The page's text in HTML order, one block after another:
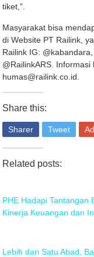
tiket,”.
Masyarakat bisa
di Website PT Railink,
Railink IG:
@RailinkARS.
humas@railink.co.id.
Share this:
Sharer Tweet
Related posts:
PHE Hadapi Tantangan
Kinerja Keuangan dan
Lebih dari Satu Abad,